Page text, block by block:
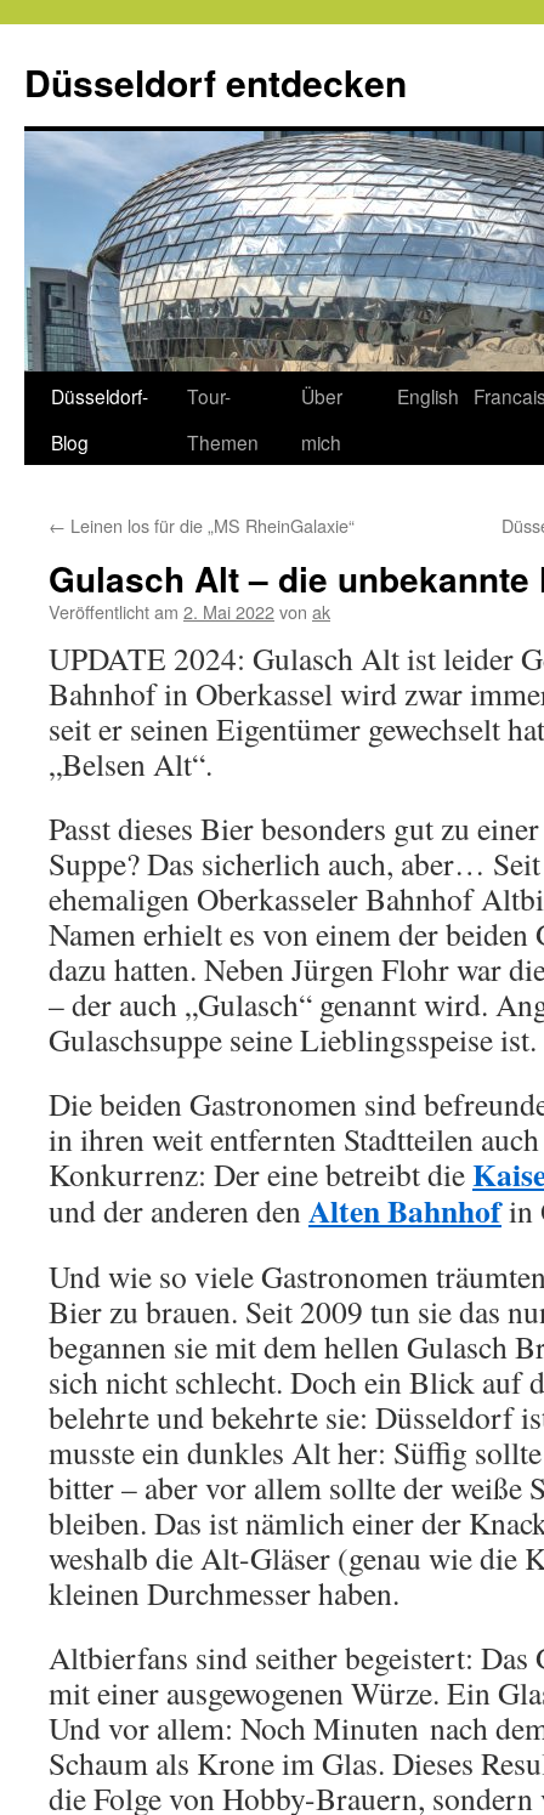
springen
Düsseldorf entdecken
Düsseldorf-
Blog
Tour-
Themen
Über
mich
English
← Leinen los für die „MS RheinGalaxie“
Gulasch Alt – die unbekannte
Veröffentlicht am 2. Mai 2022von ak
UPDATE 2024: Gulasch Alt ist leider
Bahnhof in Oberkassel wird zwar
seit er seinen Eigentümer gewechselt
„Belsen Alt“.
Passt dieses Bier besonders gut zu
Suppe? Das sicherlich auch, aber…
ehemaligen Oberkasseler Bahnhof
Namen erhielt es von einem der
dazu hatten. Neben Jürgen Flohr war
– der auch „Gulasch“ genannt wird.
Gulaschsuppe seine Lieblingsspeise ist.
Die beiden Gastronomen sind
in ihren weit entfernten Stadtteilen
Konkurrenz: Der eine betreibt die
und der anderen denAlten Bahnhofin
Und wie so viele Gastronomen
Bier zu brauen. Seit 2009 tun sie das
begannen sie mit dem hellen Gulasch
sich nicht schlecht. Doch ein Blick auf
belehrte und bekehrte sie: Düsseldorf
musste ein dunkles Alt her: Süffig
bitter – aber vor allem sollte der weiße
bleiben. Das ist nämlich einer der
weshalb die Alt-Gläser (genau wie die
kleinen Durchmesser haben.
Altbierfans sind seither begeistert:
mit einer ausgewogenen Würze. Ein
Und vor allem: Noch Minuten nach
Schaum als Krone im Glas. Dieses
die Folge von Hobby-Brauern,